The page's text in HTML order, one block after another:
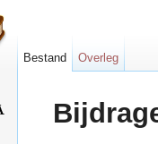
Bestand Overleg